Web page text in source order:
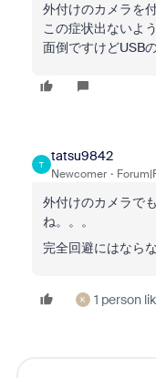
外付けのカメラを
この症状出ないよう
面倒ですけどUSB
T
tatsu9842
Newcomer
外付けのカメラで
ね。。。
完全回避にはなら
K 1 person